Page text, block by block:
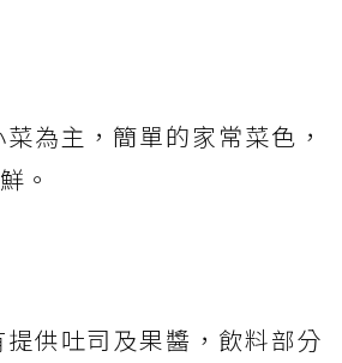
為主，簡單的家常菜色，
。
供吐司及果醬，飲料部分